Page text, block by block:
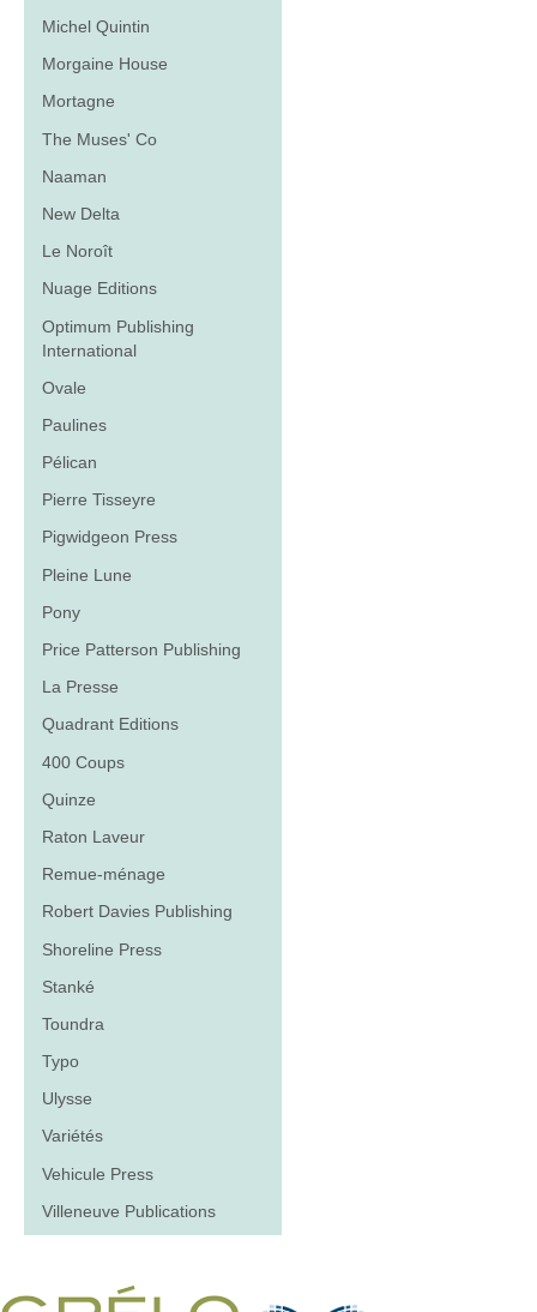
Michel Quintin
Morgaine House
Mortagne
The Muses' Co
Naaman
New Delta
Le Noroît
Nuage Editions
Optimum Publishing
International
Ovale
Paulines
Pélican
Pierre Tisseyre
Pigwidgeon Press
Pleine Lune
Pony
Price Patterson Publishing
La Presse
Quadrant Editions
400 Coups
Quinze
Raton Laveur
Remue-ménage
Robert Davies Publishing
Shoreline Press
Stanké
Toundra
Typo
Ulysse
Variétés
Vehicule Press
Villeneuve Publications